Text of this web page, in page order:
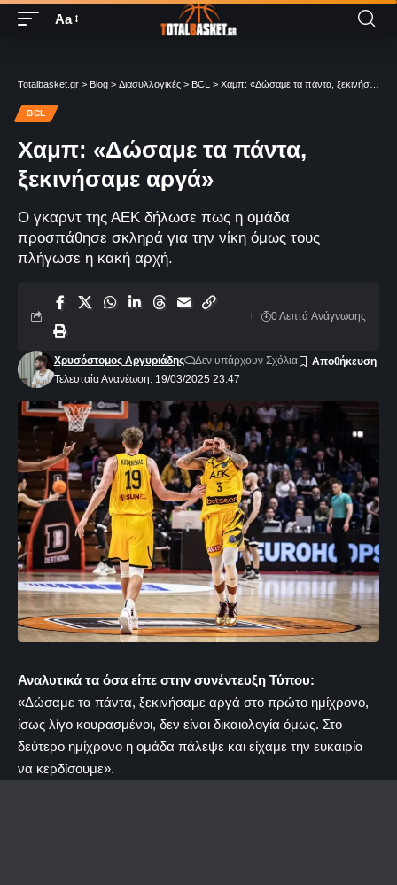
Aa
Totalbasket.gr > Blog > Διασυλλογικές > BCL > Χαμπ: «Δώσαμε τα πάντα, ξεκινήσαμε αργά»
BCL
Χαμπ: «Δώσαμε τα πάντα,
ξεκινήσαμε αργά»
Ο γκαρντ της ΑΕΚ δήλωσε πως η ομάδα
προσπάθησε σκληρά για την νίκη όμως τους
πλήγωσε η κακή αρχή.
Τελευταία Ανανέωση: 19/03/2025 23:47
Χρυσόστομος Αργυριάδης Δεν υπάρχουν Σχόλια
0 Λεπτά Aνάγνωσης
Αναλυτικά τα όσα είπε στην συνέντευξη Τύπου:
«Δώσαμε τα πάντα, ξεκινήσαμε αργά στο πρώτο ημίχρονο,
ίσως λίγο κουρασμένοι, δεν είναι δικαιολογία όμως. Στο
δεύτερο ημίχρονο η ομάδα πάλεψε και είχαμε την ευκαιρία
να κερδίσουμε».